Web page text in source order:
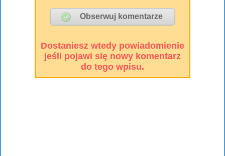
Dostaniesz wtedy powiadomienie
jeśli pojawi się nowy komentarz
do tego wpisu.